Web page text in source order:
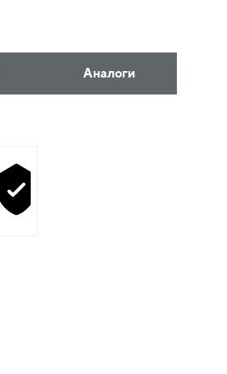
Аналоги